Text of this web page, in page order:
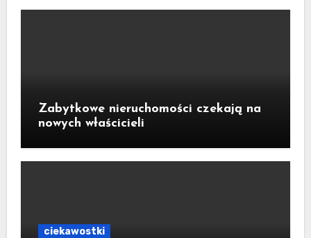
Zabytkowe nieruchomości czekają na
nowych właścicieli
ciekawostki